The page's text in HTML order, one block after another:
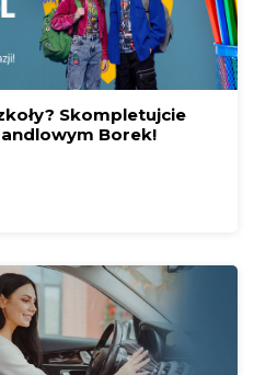
Skompletujcie
Borek!